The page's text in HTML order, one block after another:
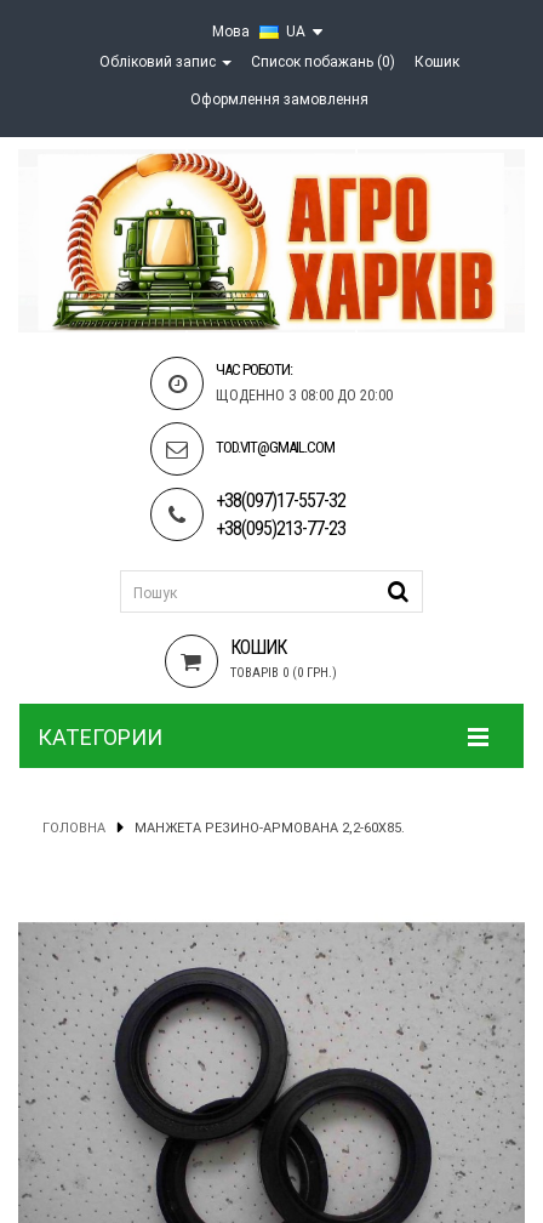
Мова
UA
Обліковий запис
Список побажань (0) Кошик
Оформлення замовлення
ЧАС РОБОТИ:
ЩОДЕННО З 08:00 ДО 20:00
TOD.VIT@GMAIL.COM
+38(097)17-557-32
+38(095)213-77-23
КОШИК
ТОВАРІВ 0 (0 ГРН.)
КАТЕГОРИИ
ГОЛОВНА МАНЖЕТА РЕЗИНО-АРМОВАНА 2,2-60Х85.